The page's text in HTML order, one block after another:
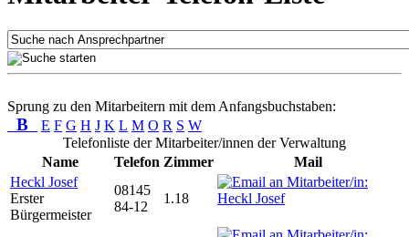
Sprung zu den Mitarbeitern mit dem Anfangsbuchstaben:
B E F G H J K L M O R S W
Telefonliste der Mitarbeiter/innen der Verwaltung
Name
Telefon Zimmer
Mail
Heckl Josef
Erster
Bürgermeister
08145
84-12
1.18